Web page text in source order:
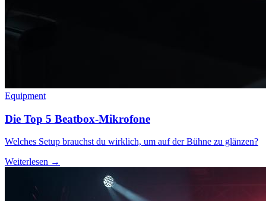
Equipment
Die Top 5 Beatbox-Mikrofone
Welches Setup brauchst du wirklich, um auf der Bühne zu glänzen?
Weiterlesen →